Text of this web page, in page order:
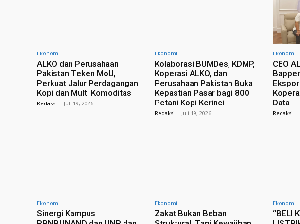
Ekonomi
ALKO dan Perusahaan
Pakistan Teken MoU,
Perkuat Jalur Perdagangan
Kopi dan Multi Komoditas
Redaksi - Juli 19, 2026
Ekonomi
Kolaborasi BUMDes, KDMP,
Koperasi ALKO, dan
Perusahaan Pakistan Buka
Kepastian Pasar bagi 800
Petani Kopi Kerinci
Redaksi - Juli 19, 2026
Ekonomi
CEO
Data
Redaksi -
Ekonomi
Sinergi Kampus
Ekonomi
Zakat Bukan Beban
Ekonomi
“BELI